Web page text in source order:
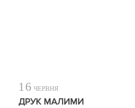
16 ЧЕРВНЯ
ДРУК МАЛИМИ